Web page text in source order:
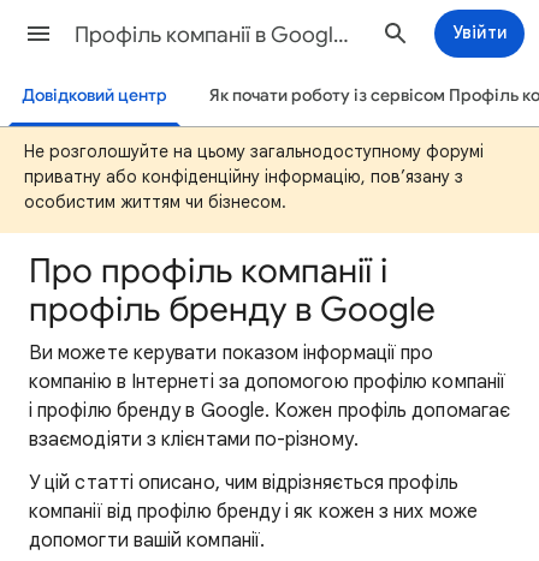
Профіль компанії в Google Довідка Увійти
Довідковий центр Як почати роботу із сервісом Профіль
Не розголошуйте на цьому загальнодоступному форумі
приватну або конфіденційну інформацію, пов’язану з
особистим життям чи бізнесом.
Про профіль компанії і
профіль бренду в Google
Ви можете керувати показом інформації про
компанію в Інтернеті за допомогою профілю компанії
і профілю бренду в Google. Кожен профіль допомагає
взаємодіяти з клієнтами по-різному.
У цій статті описано, чим відрізняється профіль
компанії від профілю бренду і як кожен з них може
допомогти вашій компанії.